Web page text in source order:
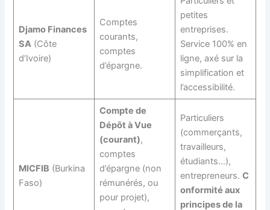
Djamo Finances
SA(Côte
d’Ivoire)
Comptes
courants,
comptes
d’épargne.
petites
entreprises.
Service 100% en
ligne, axé sur la
simplification et
l’accessibilité.
MICFIB (Burkina
Faso)
Compte de
Dépôt à Vue
(courant),
comptes
d’épargne (non
rémunérés, ou
pour projet),
Particuliers
(commerçants,
travailleurs,
étudiants…),
entrepreneurs. C
onformité aux
principes de la